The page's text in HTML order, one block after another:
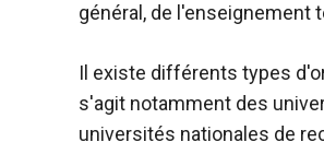
général, de l'enseignement
Il existe différents types
s'agit notamment des
universités nationales de